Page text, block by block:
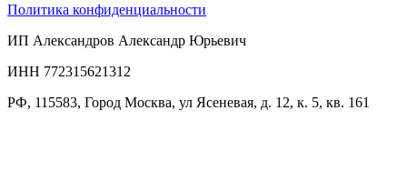
Политика конфиденциальности
ИП Александров Александр Юрьевич
ИНН 772315621312
РФ, 115583, Город Москва, ул Ясеневая, д. 12, к. 5, кв. 161